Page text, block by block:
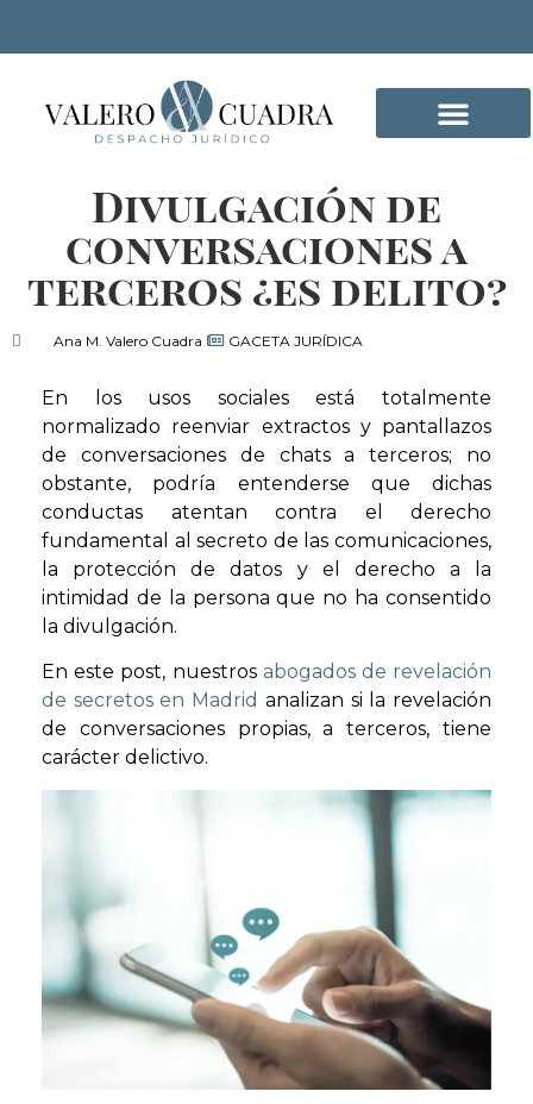
Divulgación de
conversaciones a
terceros ¿es delito?
Ana M. Valero Cuadra GACETA JURÍDICA
En los usos sociales está totalmente
normalizado reenviar extractos y pantallazos
de conversaciones de chats a terceros; no
obstante, podría entenderse que dichas
conductas atentan contra el derecho
fundamental al secreto de las comunicaciones,
la protección de datos y el derecho a la
intimidad de la persona que no ha consentido
la divulgación.
En este post, nuestros abogados de revelación
de secretos en Madrid analizan si la revelación
de conversaciones propias, a terceros, tiene
carácter delictivo.